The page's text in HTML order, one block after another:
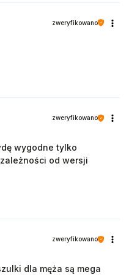
zweryfikowano
zweryfikowano
wygodne tylko
od wersji
zweryfikowano
dla męża są mega